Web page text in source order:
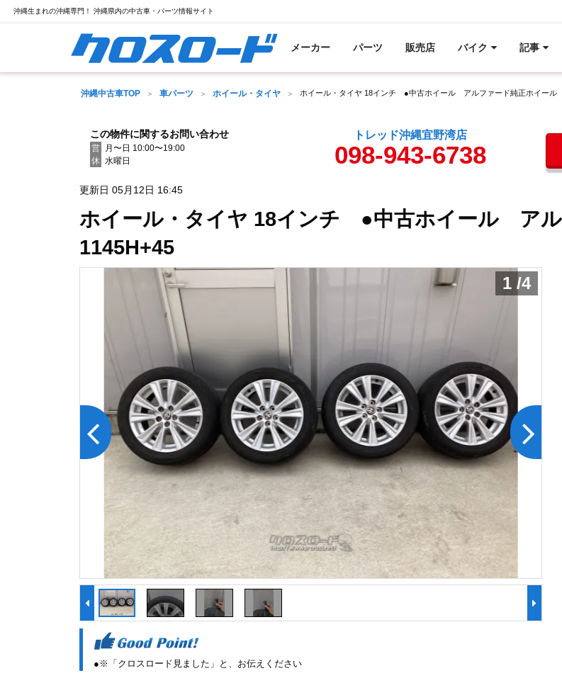
沖縄生まれの沖縄専門！ 沖縄県内の中古車・パーツ情報サイト
メーカー パーツ 販売店 バイク 記事
沖縄中古車TOP 車パーツ ホイール・タイヤ ホイール・タイヤ 18インチ ●中古ホイール アルファード純正ホイール
この物件に関するお問い合わせ
営
月〜日 10:00〜19:00
休 水曜日
トレッド沖縄宜野湾店
098-943-6738
更新日 05月12日 16:45
ホイール・タイヤ 18インチ ●中古ホイール ア
1145H+45
1 /4
●※「クロスロード見ました」と、お伝えください